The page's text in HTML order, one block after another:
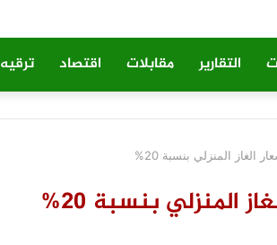
التقارير مقابلات اقتصاد ترقيه
الغاز المنزلي بنسبة 20%
المنزلي بنسبة 20%